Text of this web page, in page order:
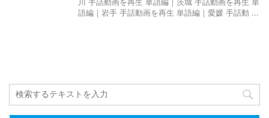
語編｜岩手 手話動画を再生 単語編｜愛媛 手話動 ...